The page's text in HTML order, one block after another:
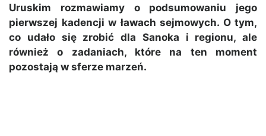
Uruskim rozmawiamy o podsumowaniu jego
pierwszej kadencji w ławach sejmowych. O tym,
co udało się zrobić dla Sanoka i regionu, ale
również o zadaniach, które na ten moment
pozostają w sferze marzeń.